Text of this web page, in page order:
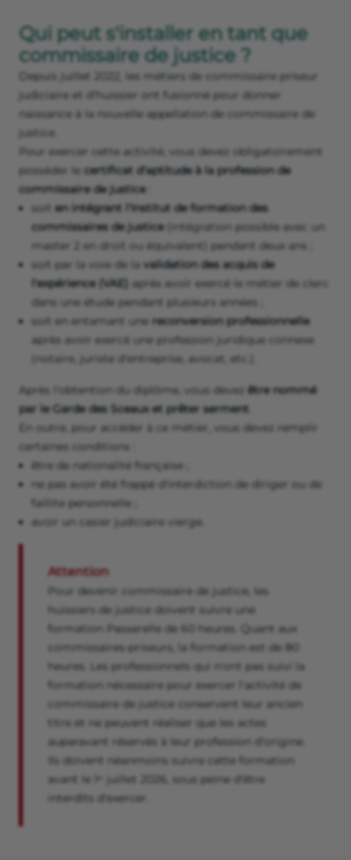
Qui peut s'installer en tant que
commissaire de justice ?
Depuis juillet 2022, les métiers de commissaire priseur
judiciaire et d'huissier ont fusionné pour donner
naissance à la nouvelle appellation de commissaire de
justice.
Pour exercer cette activité, vous devez obligatoirement
posséder le certificat d'aptitude à la profession de
commissaire de justice:
soit en intégrant l'Institut de formation des
commissaires de justice
(intégration possible avec un
master 2 en droit ou équivalent) pendant deux ans ;
soit par la voie de la validation des acquis de
l'expérience (VAE)
après avoir exercé le métier de clerc
dans une étude pendant plusieurs années ;
soit en entamant une reconversion professionnelle
après avoir exercé une profession juridique connexe
(notaire, juriste d'entreprise, avocat, etc.).
Après l'obtention du diplôme, vous devez être nommé
par le Garde des Sceaux et prêter serment
En outre, pour accéder à ce métier, vous devez remplir
certaines conditions :
être de nationalité française ;
ne pas avoir été frappé d'interdiction de diriger ou de
faillite personnelle ;
avoir un casier judiciaire vierge.
Attention
Pour devenir commissaire de justice, les
huissiers de justice doivent suivre une
formation Passerelle de 60 heures. Quant aux
commissaires-priseurs, la formation est de 80
heures. Les professionnels qui n'ont pas suivi la
formation nécessaire pour exercer l'activité de
commissaire de justice conservent leur ancien
titre et ne peuvent réaliser que les actes
auparavant réservés à leur profession d'origine.
Ils doivent néanmoins suivre cette formation
avant le 1ᵉʳ juillet 2026, sous peine d'être
interdits d'exercer.